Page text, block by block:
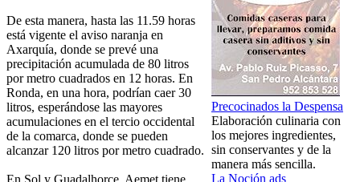
Precocinados la Despensa
Elaboración culinaria con
los mejores ingredientes,
sin conservantes y de la
manera más sencilla.
La Noción ads
De esta manera, hasta las 11.59 horas
está vigente el aviso naranja en
Axarquía, donde se prevé una
precipitación acumulada de 80 litros
por metro cuadrados en 12 horas. En
Ronda, en una hora, podrían caer 30
litros, esperándose las mayores
acumulaciones en el tercio occidental
de la comarca, donde se pueden
alcanzar 120 litros por metro cuadrado.